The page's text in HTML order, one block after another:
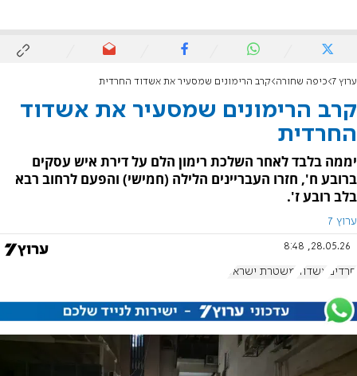
ערוץ 7 כיפה שחורה קרב הרימונים שמסעיר את אשדוד החרדית
קרב הרימונים שמסעיר את אשדוד
החרדית
יממה בלבד לאחר השלכת רימון הלם על דירת איש עסקים
ברובע ח', חזרו העבריינים הלילה (חמישי) והפעם לרחוב רבא
בלב רובע ז'.
ערוץ 7
28.05.26, 8:48
חרדים אשדוד משטרת ישראל